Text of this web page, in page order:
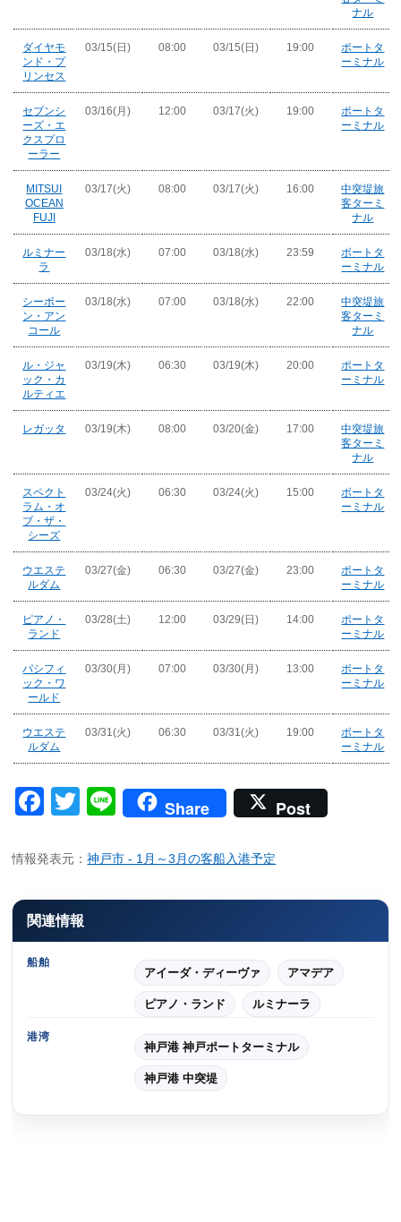
ナル
ダイヤモ
ンド・プ
リンセス
03/15(日) 08:00 03/15(日) 19:00
ポートタ
ーミナル
セブンシ
ーズ・エ
クスプロ
ーラー
03/16(月) 12:00 03/17(火) 19:00
ポートタ
ーミナル
MITSUI
OCEAN
FUJI
03/17(火) 08:00 03/17(火) 16:00
中突堤旅
客ターミ
ナル
ルミナー
ラ
03/18(水) 07:00 03/18(水) 23:59
ポートタ
ーミナル
シーボー
ン・アン
コール
03/18(水) 07:00 03/18(水) 22:00
中突堤旅
客ターミ
ナル
ル・ジャ
ック・カ
ルティエ
03/19(木) 06:30 03/19(木) 20:00
ポートタ
ーミナル
レガッタ 03/19(木) 08:00 03/20(金) 17:00
中突堤旅
客ターミ
ナル
スペクト
ラム・オ
ブ・ザ・
シーズ
03/24(火) 06:30 03/24(火) 15:00
ポートタ
ーミナル
ウエステ
ルダム
03/27(金) 06:30 03/27(金) 23:00
ポートタ
ーミナル
ピアノ・
ランド
03/28(土) 12:00 03/29(日) 14:00
ポートタ
ーミナル
パシフィ
ック・ワ
ールド
03/30(月) 07:00 03/30(月) 13:00
ポートタ
ーミナル
ウエステ
ルダム
03/31(火) 06:30 03/31(火) 19:00
ポートタ
ーミナル
Facebook
Twitter
LineShare Post
情報発表元：神戸市 - 1月～3月の客船入港予定
関連情報
船舶
アイーダ・ディーヴァ アマデア
ピアノ・ランド ルミナーラ
港湾
神戸港 神戸ポートターミナル
神戸港 中突堤